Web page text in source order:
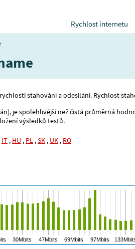
Rychlost internetu
stahování a odesílání. Rychlost
je spolehlivější než čistá průměrná
výsledků testů.
IT , HU , PL ,SK , UK , RO